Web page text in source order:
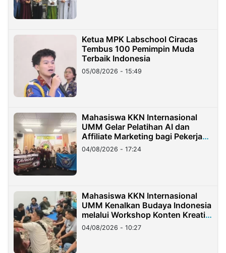
Ketua MPK Labschool Ciracas
Tembus 100 Pemimpin Muda
Terbaik Indonesia
05/08/2026 - 15:49
Mahasiswa KKN Internasional
UMM Gelar Pelatihan AI dan
Affiliate Marketing bagi Pekerja
Migran Indonesia di Taiwan
04/08/2026 - 17:24
Mahasiswa KKN Internasional
UMM Kenalkan Budaya Indonesia
melalui Workshop Konten Kreatif
di Taiwan
04/08/2026 - 10:27